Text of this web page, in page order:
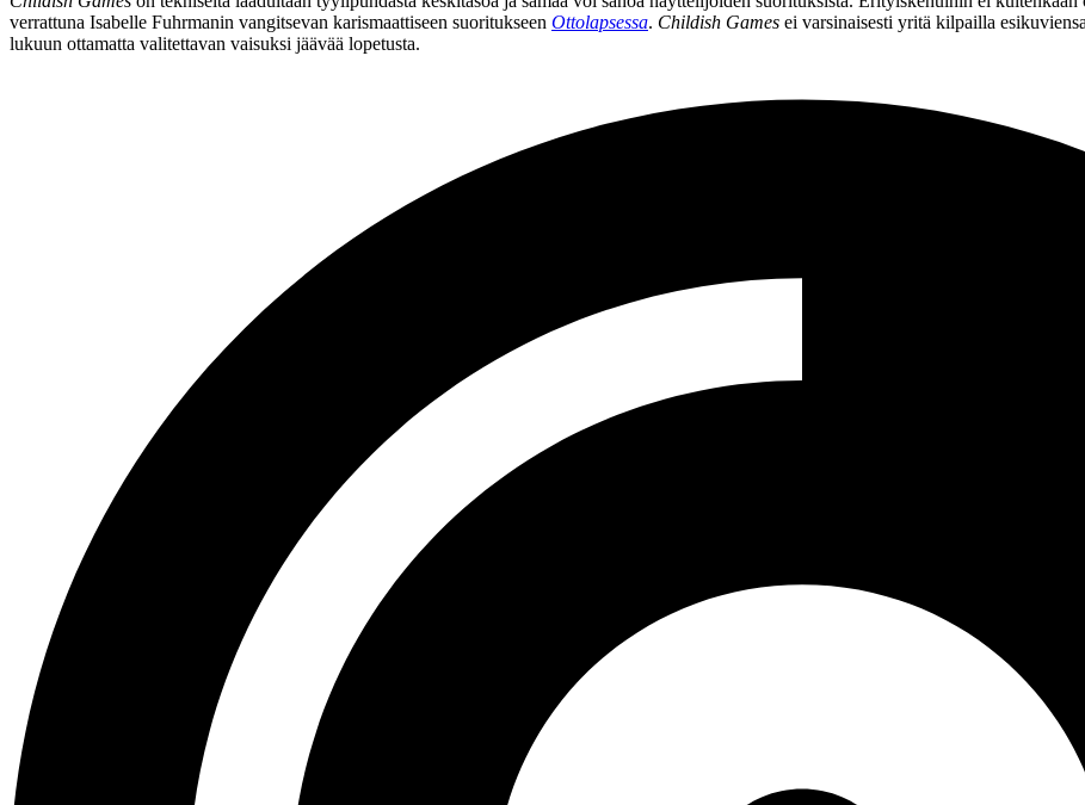
verrattuna Isabelle Fuhrmanin vangitsevan karismaattiseen suoritukseen Ottolapsessa. Childish Games ei varsinaisesti yritä kilpailla
lukuun ottamatta valitettavan vaisuksi jäävää lopetusta.